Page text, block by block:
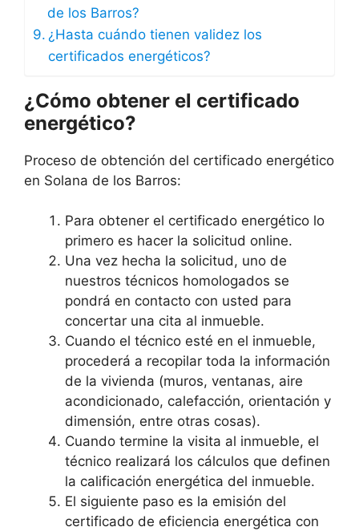
de los Barros?
¿Hasta cuándo tienen validez los
certificados energéticos?
¿Cómo obtener el certificado
energético?
Proceso de obtención del certificado energético
en Solana de los Barros:
Para obtener el certificado energético lo
primero es hacer la solicitud online.
Una vez hecha la solicitud, uno de
nuestros técnicos homologados se
pondrá en contacto con usted para
concertar una cita al inmueble.
Cuando el técnico esté en el inmueble,
procederá a recopilar toda la información
de la vivienda (muros, ventanas, aire
acondicionado, calefacción, orientación y
dimensión, entre otras cosas).
Cuando termine la visita al inmueble, el
técnico realizará los cálculos que definen
la calificación energética del inmueble.
El siguiente paso es la emisión del
certificado de eficiencia energética con